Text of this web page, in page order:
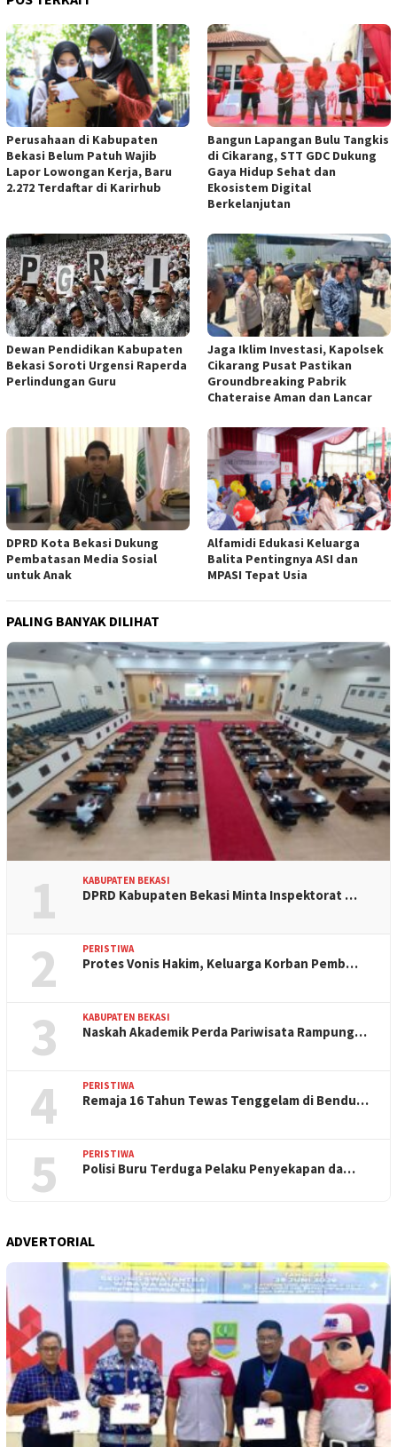
Perusahaan di Kabupaten
Bekasi Belum Patuh Wajib
Lapor Lowongan Kerja, Baru
2.272 Terdaftar di Karirhub
Bangun Lapangan Bulu Tangkis
di Cikarang, STT GDC Dukung
Gaya Hidup Sehat dan
Ekosistem Digital
Berkelanjutan
Dewan Pendidikan Kabupaten
Bekasi Soroti Urgensi Raperda
Perlindungan Guru
Jaga Iklim Investasi, Kapolsek
Cikarang Pusat Pastikan
Groundbreaking Pabrik
Chateraise Aman dan Lancar
DPRD Kota Bekasi Dukung
Pembatasan Media Sosial
untuk Anak
Alfamidi Edukasi Keluarga
Balita Pentingnya ASI dan
MPASI Tepat Usia
PALING BANYAK DILIHAT
1 KABUPATEN BEKASI
DPRD Kabupaten Bekasi Minta Inspektorat …
2 PERISTIWA
Protes Vonis Hakim, Keluarga Korban Pemb…
3 KABUPATEN BEKASI
Naskah Akademik Perda Pariwisata Rampung…
4 PERISTIWA
Remaja 16 Tahun Tewas Tenggelam di Bendu…
5 PERISTIWA
Polisi Buru Terduga Pelaku Penyekapan da…
ADVERTORIAL